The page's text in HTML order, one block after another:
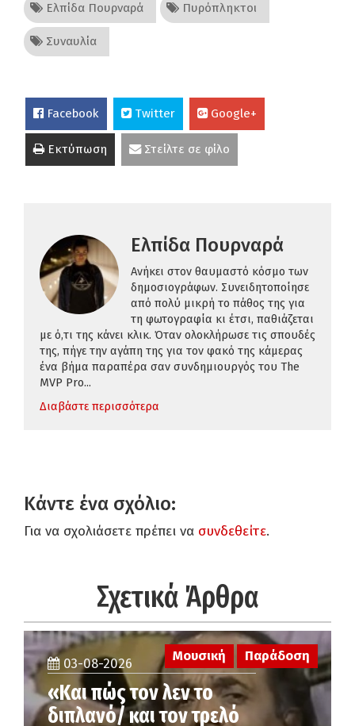
Ελπίδα Πουρναρά Πυρόπληκτοι
Συναυλία
Facebook Twitter Google+
Εκτύπωση Στείλτε σε φίλο
Ελπίδα Πουρναρά
Ανήκει στον θαυμαστό κόσμο των
δημοσιογράφων. Συνειδητοποίησε
από πολύ μικρή το πάθος της για
τη φωτογραφία κι έτσι, παθιάζεται
με ό,τι της κάνει κλικ. Όταν ολοκλήρωσε τις σπουδές
της, πήγε την αγάπη της για τον φακό της κάμερας
ένα βήμα παραπέρα σαν συνδημιουργός του The
MVP Pro...
Διαβάστε περισσότερα
Κάντε ένα σχόλιο:
Για να σχολιάσετε πρέπει να συνδεθείτε.
Σχετικά Άρθρα
Μουσική Παράδοση
03-08-2026
«Και πώς τον λεν το
διπλανό/ και τον τρελό